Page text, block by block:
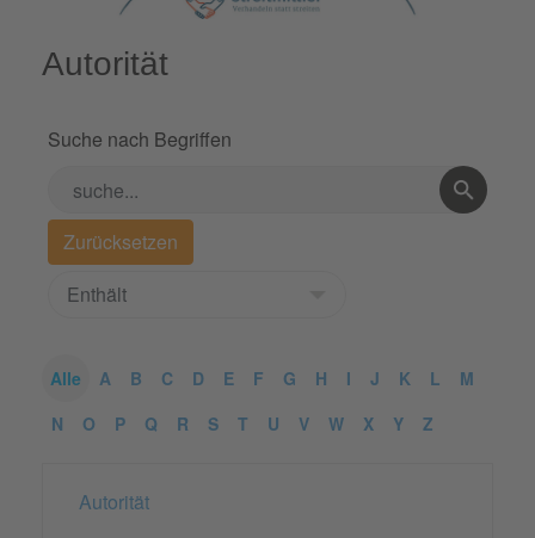
Autorität
Suche nach Begriffen
Alle A B C D E F G H I J K L
M
N
O P Q R S T U V W X Y Z
Autorität